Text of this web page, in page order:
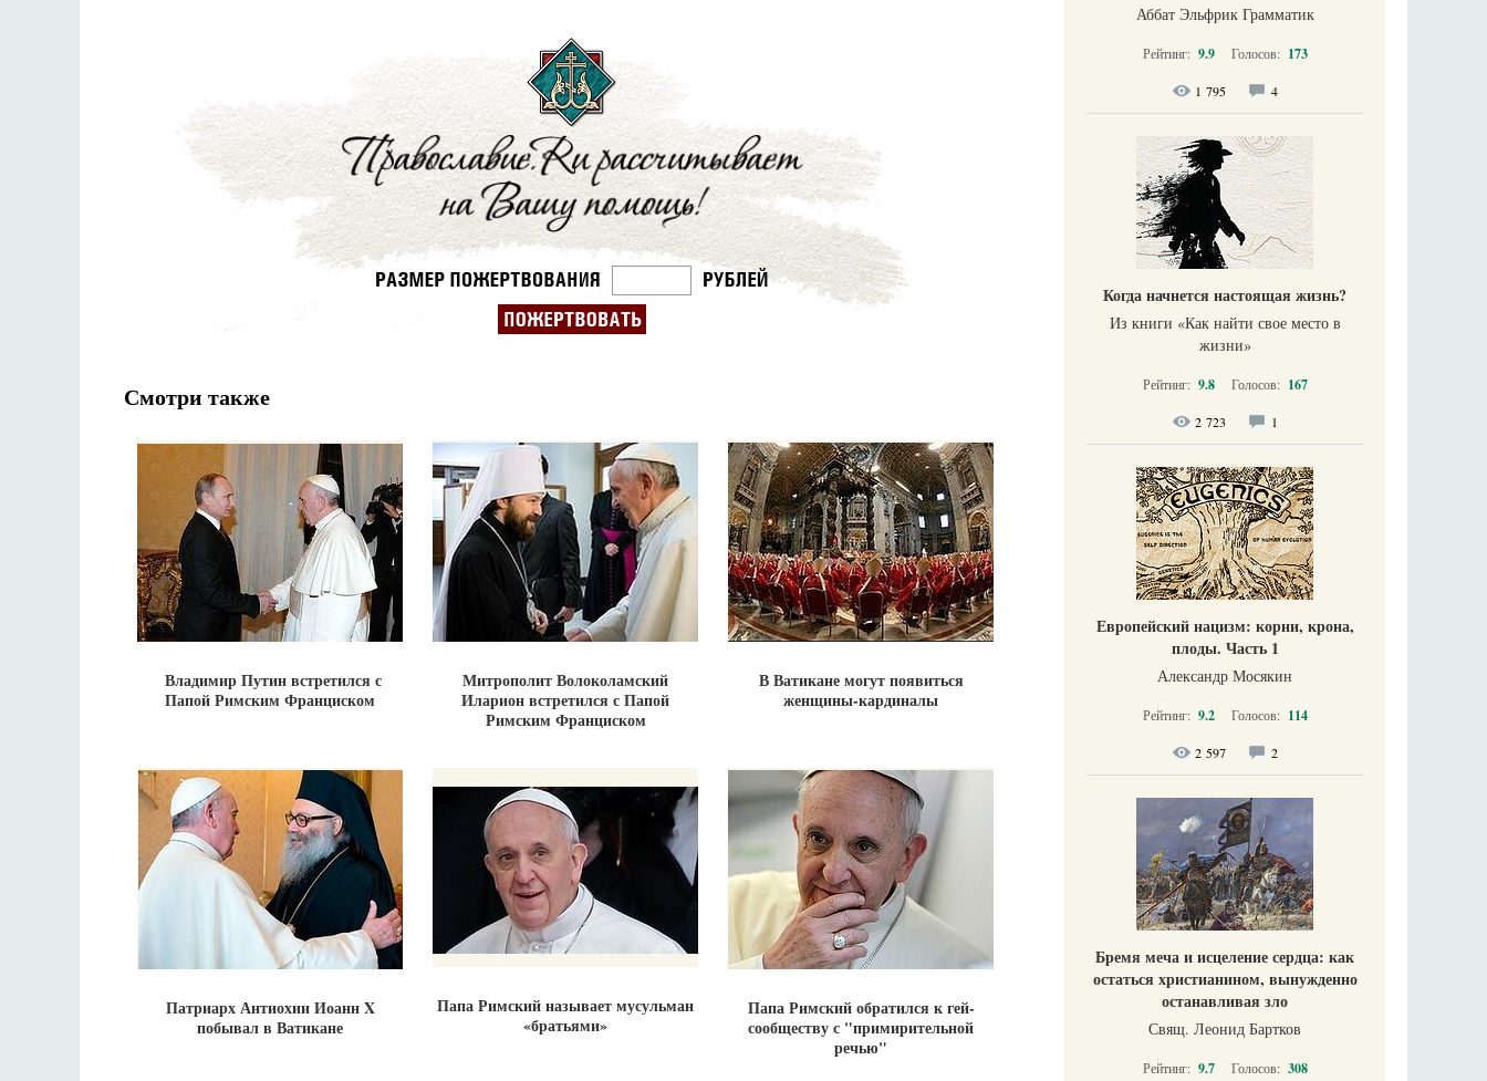
Смотри также
Владимир Путин встретился с
Папой Римским Франциском
Митрополит Волоколамский
Иларион встретился с Папой
Римским Франциском
В Ватикане могут появиться
женщины-кардиналы
Патриарх Антиохии Иоанн X
побывал в Ватикане
Папа Римский называет мусульман
«братьями»
Папа Римский обратился к гей-
сообществу с "примирительной
речью"
Аббат Эльфрик Грамматик
Рейтинг: 9.9 Голосов: 173
1 795 4
Когда начнется настоящая жизнь?
Из книги «Как найти свое место в
жизни​»
Рейтинг: 9.8 Голосов: 167
2 723 1
Европейский нацизм: корни, крона,
плоды. Часть 1
Александр Мосякин
Рейтинг: 9.2 Голосов: 114
2 597 2
Бремя меча и исцеление сердца: как
остаться христианином, вынужденно
останавливая зло
Свящ. Леонид Бартков
Рейтинг: 9.7 Голосов: 308